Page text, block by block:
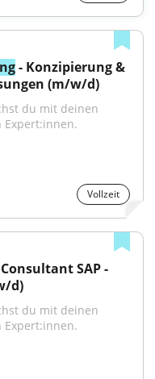
- Konzipierung &
(m/w/d)
du mit deinen
Vollzeit
SAP -
d)
du mit deinen